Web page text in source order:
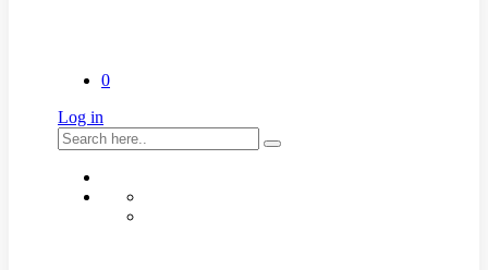
0
Log in